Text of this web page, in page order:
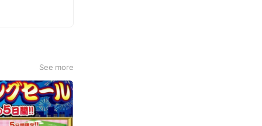
See more